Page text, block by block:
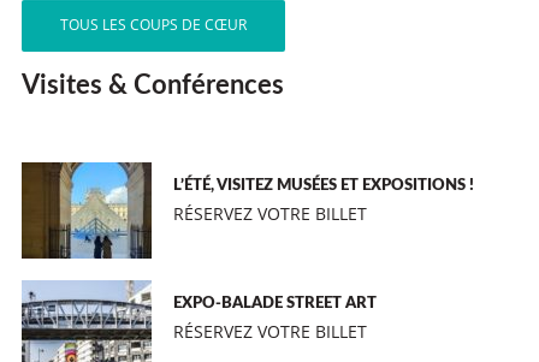
TOUS LES COUPS DE CŒUR
Visites & Conférences
L’ÉTÉ, VISITEZ MUSÉES ET EXPOSITIONS !
RÉSERVEZ VOTRE BILLET
EXPO-BALADE STREET ART
RÉSERVEZ VOTRE BILLET